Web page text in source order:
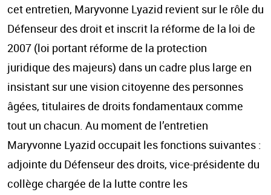
cet entretien, Maryvonne Lyazid revient sur le rôle du
Défenseur des droit et inscrit la réforme de la loi de
2007 (loi portant réforme de la protection
juridique des majeurs) dans un cadre plus large en
insistant sur une vision citoyenne des personnes
âgées, titulaires de droits fondamentaux comme
tout un chacun. Au moment de l’entretien
Maryvonne Lyazid occupait les fonctions suivantes :
adjointe du Défenseur des droits, vice-présidente du
collège chargée de la lutte contre les